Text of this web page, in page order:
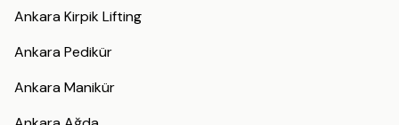
Ankara Kirpik Lifting
Ankara Pedikür
Ankara Manikür